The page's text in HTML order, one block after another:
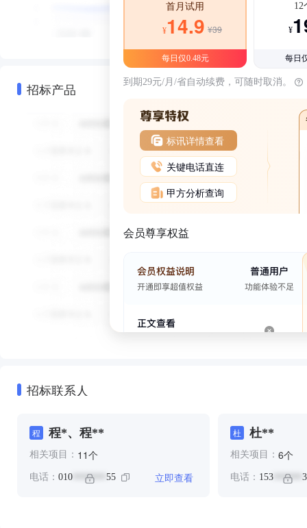
招标产品
首月试用
¥14.9 ¥39
每日仅0.48元
12
¥
每日
到期29元/月/省自动续费，可随时取消。
标讯详情查看
关键电话直连
甲方分析查询
会员尊享权益
招标联系人
程 程*、程**
相关项目： 11个
电话： 010 ******* 55 立即查看
杜 杜**
相关项目： 6个
电话： 153******